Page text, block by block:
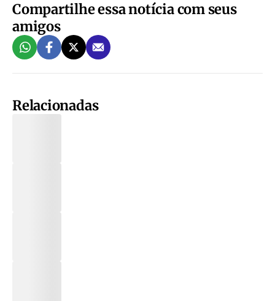
Compartilhe essa notícia com seus
amigos
Relacionadas